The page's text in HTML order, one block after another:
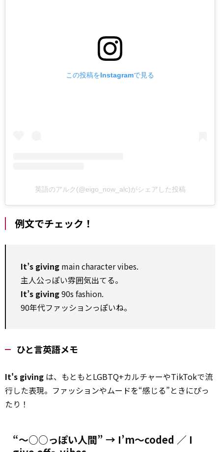
この投稿をInstagramで見る
英語のアルク(@eigo_now_alc)がシェアした投稿
例文でチェック！
It’s giving main character vibes.
主人公っぽい雰囲気出てる。
It’s giving90s fashion.
90年代ファッションっぽいね。
ひと言英語メモ
It's giving は、もともとLGBTQ+カルチャーやTikTokで流
行した表現。ファッションやムードを“感じる”ときにぴっ
たり！
“～○○っぽい人間” → I’m～coded ／ I